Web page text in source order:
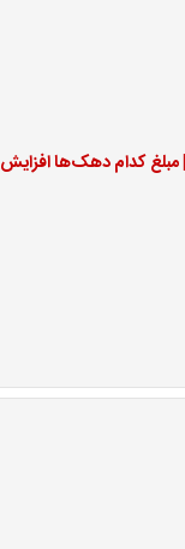
مرداد ۱۴۰۵ در سه نوبت | مبلغ کدام دهک‌ها افزایش